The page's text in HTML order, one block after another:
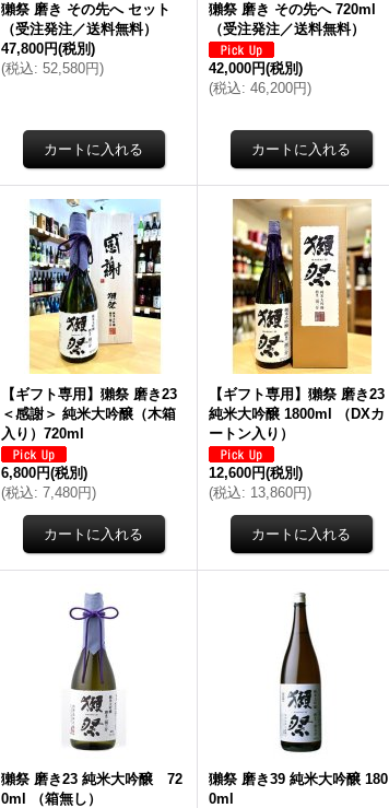
獺祭 磨き その先へ セット
（受注発注／送料無料）
47,800円(税別)
(税込: 52,580円)
獺祭 磨き その先へ 720ml
（受注発注／送料無料）
42,000円(税別)
(税込: 46,200円)
【ギフト専用】獺祭 磨き23
＜感謝＞ 純米大吟醸（木箱
入り）720ml
6,800円(税別)
(税込: 7,480円)
【ギフト専用】獺祭 磨き23
純米大吟醸 1800ml （DXカ
ートン入り）
12,600円(税別)
(税込: 13,860円)
獺祭 磨き23 純米大吟醸 72
0ml （箱無し）
獺祭 磨き39 純米大吟醸 180
0ml